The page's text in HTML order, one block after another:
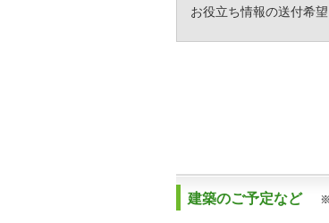
お役立ち情報の送付希望
建築のご予定など ※